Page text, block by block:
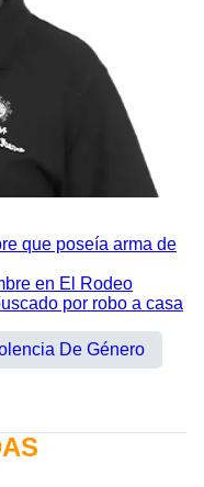
que poseía arma de
en El Rodeo
por robo a casa
De Género